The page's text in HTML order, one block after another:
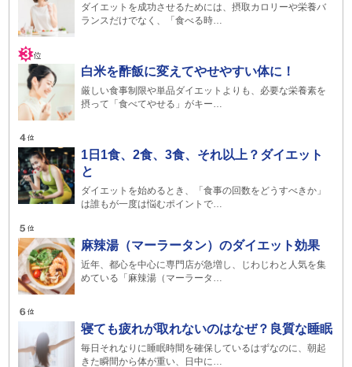
ダイエットを成功させるためには、摂取カロリーや栄養バ
ランスだけでなく、「食べる時…
白米を酢飯に変えてやせやすい体に！
厳しい食事制限や単品ダイエットよりも、必要な栄養素を
摂って「食べてやせる」がキー…
1日1食、2食、3食、それ以上？ダイエット
と
ダイエットを始めるとき、「食事の回数をどうすべきか」
は誰もが一度は悩むポイントで…
麻辣湯（マーラータン）のダイエット効果
近年、都心を中心に専門店が急増し、じわじわと人気を集
めている「麻辣湯（マーラータ…
寝ても疲れが取れないのはなぜ？良質な睡眠
毎日それなりに睡眠時間を確保しているはずなのに、朝起
きた瞬間から体が重い、日中に…